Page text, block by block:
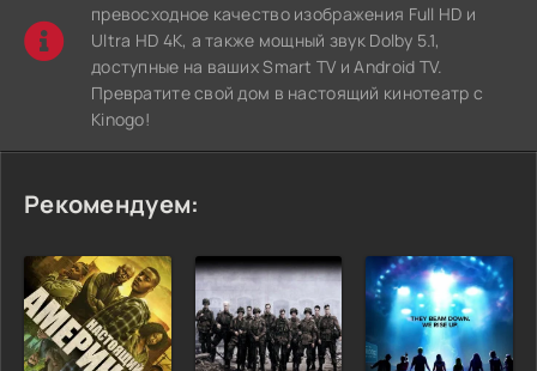
превосходное качество изображения Full HD и
Ultra HD 4K, а также мощный звук Dolby 5.1,
доступные на ваших Smart TV и Android TV.
Превратите свой дом в настоящий кинотеатр с
Kinogo!
Рекомендуем: